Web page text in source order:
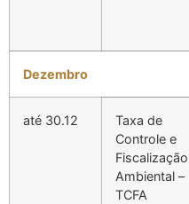
Dezembro
até 30.12
Taxa de
Controle e
Fiscalização
Ambiental –
TCFA